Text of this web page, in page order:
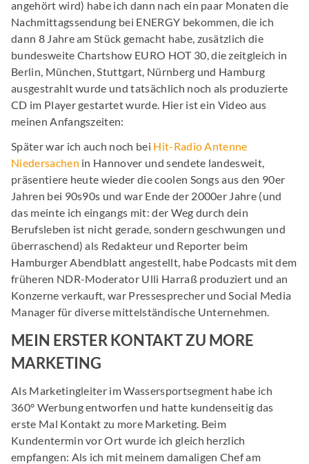
angehört wird) habe ich dann nach ein paar Monaten die
Nachmittagssendung bei ENERGY bekommen, die ich
dann 8 Jahre am Stück gemacht habe, zusätzlich die
bundesweite Chartshow EURO HOT 30, die zeitgleich in
Berlin, München, Stuttgart, Nürnberg und Hamburg
ausgestrahlt wurde und tatsächlich noch als produzierte
CD im Player gestartet wurde. Hier ist ein Video aus
meinen Anfangszeiten:
Später war ich auch noch bei Hit-Radio Antenne
Niedersachen in Hannover und sendete landesweit,
präsentiere heute wieder die coolen Songs aus den 90er
Jahren bei 90s90s und war Ende der 2000er Jahre (und
das meinte ich eingangs mit: der Weg durch dein
Berufsleben ist nicht gerade, sondern geschwungen und
überraschend) als Redakteur und Reporter beim
Hamburger Abendblatt angestellt, habe Podcasts mit dem
früheren NDR-Moderator Ulli Harraß produziert und an
Konzerne verkauft, war Pressesprecher und Social Media
Manager für diverse mittelständische Unternehmen.
MEIN ERSTER KONTAKT ZU MORE
MARKETING
Als Marketingleiter im Wassersportsegment habe ich
360° Werbung entworfen und hatte kundenseitig das
erste Mal Kontakt zu more Marketing. Beim
Kundentermin vor Ort wurde ich gleich herzlich
empfangen: Als ich mit meinem damaligen Chef am